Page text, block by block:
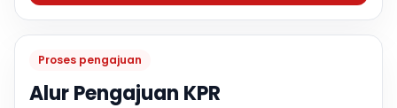
Proses pengajuan
Alur Pengajuan KPR